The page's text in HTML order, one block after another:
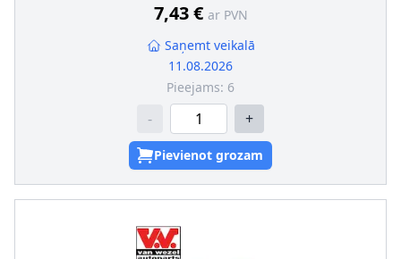
7,43 € ar PVN
Saņemt veikalā
11.08.2026
Pieejams: 6
- +
Pievienot grozam